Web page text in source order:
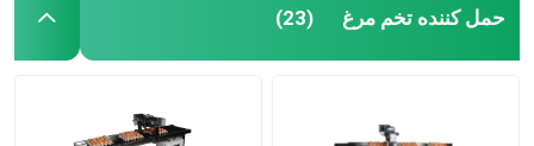
حمل کننده تخم مرغ (23)